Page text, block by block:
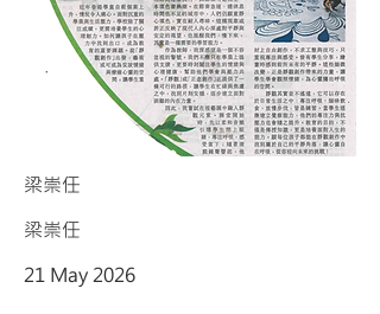
梁崇任
梁崇任
21 May 2026